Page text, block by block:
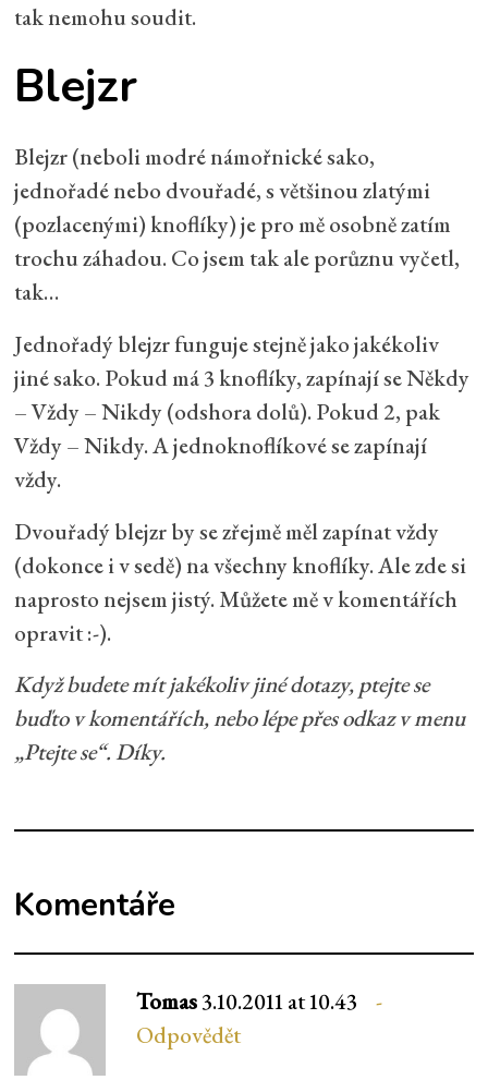
tak nemohu soudit.
Blejzr
Blejzr (neboli modré námořnické sako,
jednořadé nebo dvouřadé, s většinou zlatými
(pozlacenými) knoflíky) je pro mě osobně zatím
trochu záhadou. Co jsem tak ale porůznu vyčetl,
tak…
Jednořadý blejzr funguje stejně jako jakékoliv
jiné sako. Pokud má 3 knoflíky, zapínají se Někdy
– Vždy – Nikdy (odshora dolů). Pokud 2, pak
Vždy – Nikdy. A jednoknoflíkové se zapínají
vždy.
Dvouřadý blejzr by se zřejmě měl zapínat vždy
(dokonce i v sedě) na všechny knoflíky. Ale zde si
naprosto nejsem jistý. Můžete mě v komentářích
opravit :-).
Když budete mít jakékoliv jiné dotazy, ptejte se
buďto v komentářích, nebo lépe přes odkaz v menu
„Ptejte se“. Díky.
Komentáře
Tomas3.10.2011 at 10.43
Odpovědět